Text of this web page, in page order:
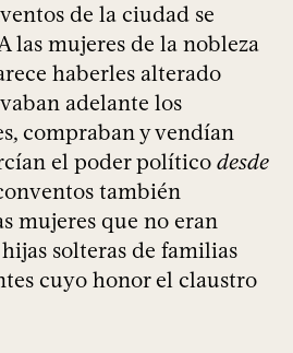
de la ciudad se
las mujeres de la nobleza
haberles alterado
adelante los
compraban y vendían
el poder político desde
también
mujeres que no eran
solteras de familias
cuyo honor el claustro